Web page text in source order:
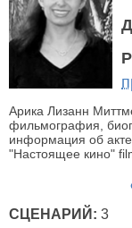
Арика Лизанн
фильмография,
информация об
"Настоящее кино"
СЦЕНАРИЙ: 3